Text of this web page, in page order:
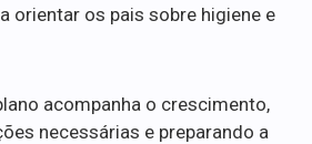
orientar os pais sobre higiene e
acompanha o crescimento,
necessárias e preparando a